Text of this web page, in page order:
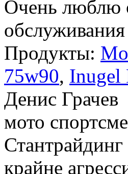
Очень люблю
Продукты:
75w90, Inugel
Денис Грачев
мото
крайне